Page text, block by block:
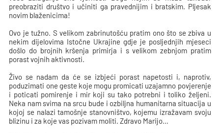
preobraziti društvo i učiniti ga pravednijim i bratskim. Pljesak
novim blaženicima!
Ovo je tužno. S velikom zabrinutošću pratim ono što se zbiva u
nekim dijelovima Istočne Ukrajine gdje je posljednjih mjeseci
došlo do brojnih kršenja primirja i s velikom zebnjom pratim
porast vojnih aktivnosti.
Živo se nadam da će se izbjeći porast napetosti i, naprotiv,
poduzimati one geste koje mogu promicati uzajamno povjerenje
i poticati pomirenje i mir koji su tako potrebni i toliko željeni.
Neka nam svima na srcu bude i ozbiljna humanitarna situacija u
kojoj se nalazi tamošnje stanovništvo, kojemu izražavam svoju
blizinu i za koje vas pozivam moliti. Zdravo Marijo…